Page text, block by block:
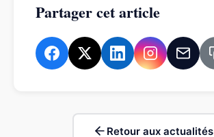
Partager cet article
Retour aux actualités